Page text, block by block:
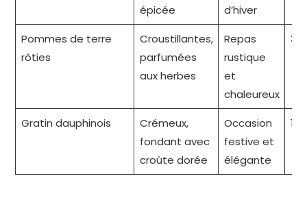
épicée
d’hiver
Pommes de terre
rôties
Croustillantes,
parfumées
aux herbes
Repas
rustique
et
chaleureux
35
Gratin dauphinois
Crémeux,
fondant avec
croûte dorée
Occasion
festive et
élégante
1